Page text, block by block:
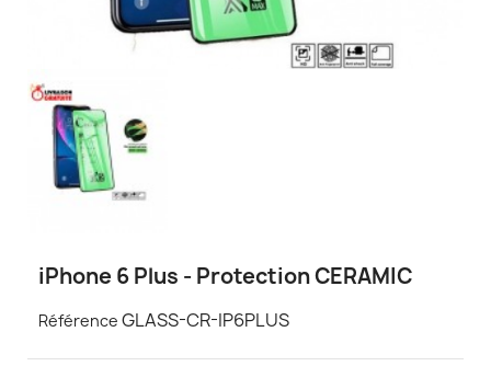
iPhone 6 Plus - Protection CERAMIC
Référence GLASS-CR-IP6PLUS